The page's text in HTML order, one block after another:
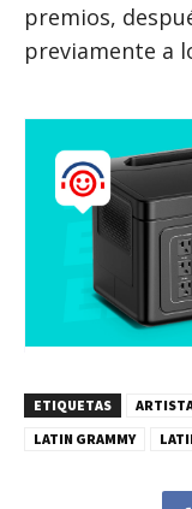
premios,
previamente a
ETIQUETAS
LATIN GRAMMY